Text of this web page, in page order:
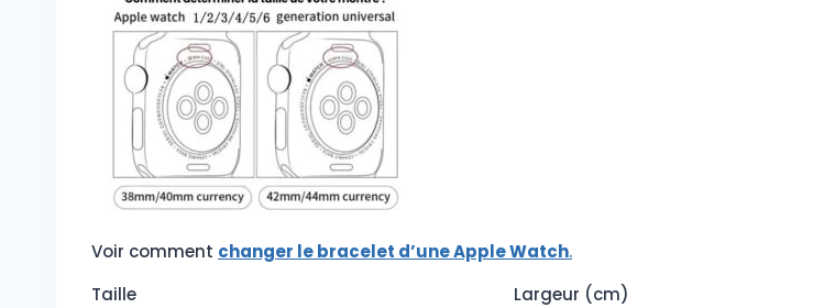
Voir comment changer le bracelet d’une Apple Watch.
Taille
Largeur (cm)